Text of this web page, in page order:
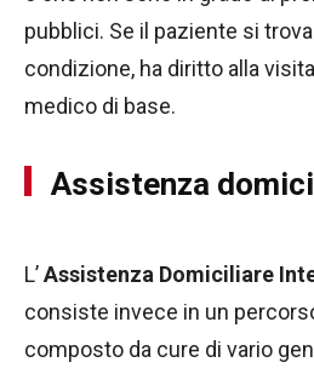
pubblici. Se il paziente si
condizione, ha diritto alla
medico di base.
Assistenza
L’Assistenza Domiciliare
consiste invece in un
composto da cure di vario